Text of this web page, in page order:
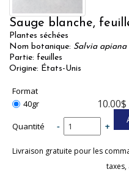
Sauge blanche,
Plantes séchées
Nom botanique: Salvia apiana
Partie: feuilles
Origine: États-Unis
Format
40gr
10.00$
Quantité - +
Livraison gratuite pour les
taxes,